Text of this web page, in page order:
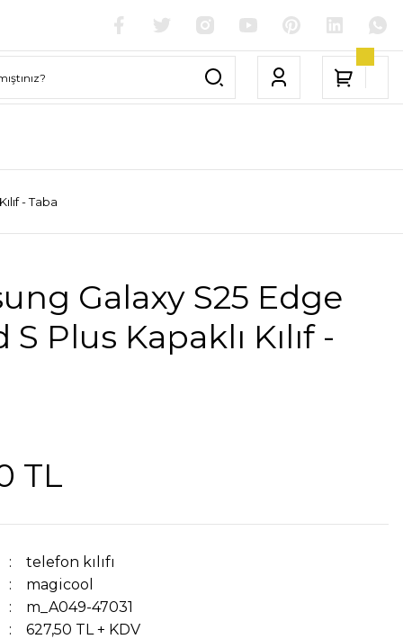
- Taba
Galaxy S25 Edge
Plus Kapaklı Kılıf -
TL
telefon kılıfı
magicool
m_A049-47031
627,50 TL + KDV